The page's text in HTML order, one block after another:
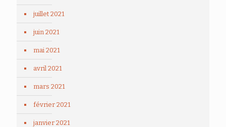
juillet 2021
juin 2021
mai 2021
avril 2021
mars 2021
février 2021
janvier 2021